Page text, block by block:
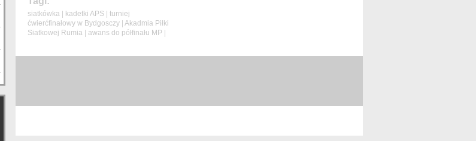
siatkówka| kadetki APS
turniej
ćwierćfinałowy w Bydgosczy| Akadmia Piłki
Siatkowej Rumia| awans do półfinału MP